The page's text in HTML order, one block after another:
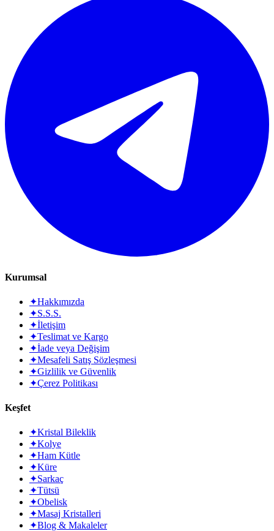
Kurumsal
✦Hakkımızda
✦S.S.S.
✦İletişim
✦Teslimat ve Kargo
✦İade veya Değişim
✦Mesafeli Satış Sözleşmesi
✦Gizlilik ve Güvenlik
✦Çerez Politikası
Keşfet
✦Kristal Bileklik
✦Kolye
✦Ham Kütle
✦Küre
✦Sarkaç
✦Tütsü
✦Obelisk
✦Masaj Kristalleri
✦Blog & Makaleler